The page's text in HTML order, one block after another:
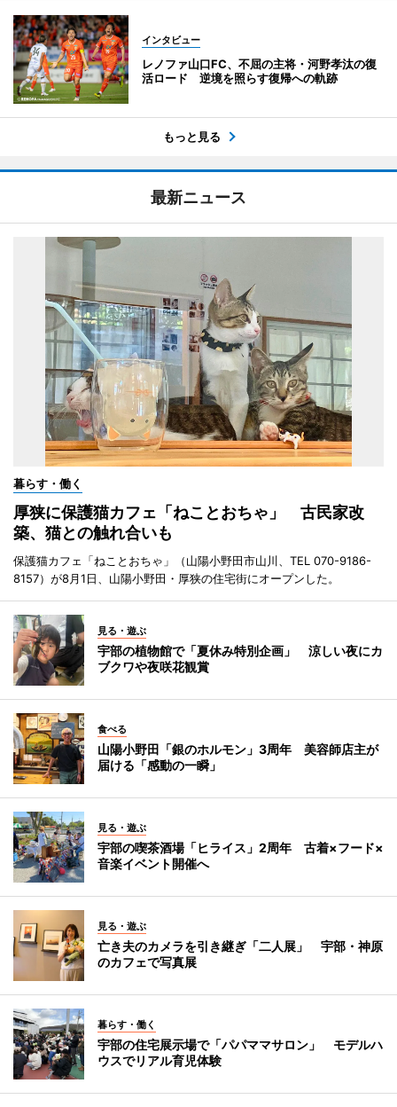
インタビュー
レノファ山口FC、不屈の主将・河野孝汰の復
活ロード 逆境を照らす復帰への軌跡
もっと見る
最新ニュース
暮らす・働く
厚狭に保護猫カフェ「ねことおちゃ」 古民家改
築、猫との触れ合いも
保護猫カフェ「ねことおちゃ」（山陽小野田市山川、TEL 070-9186-
8157）が8月1日、山陽小野田・厚狭の住宅街にオープンした。
見る・遊ぶ
宇部の植物館で「夏休み特別企画」 涼しい夜にカ
ブクワや夜咲花観賞
食べる
山陽小野田「銀のホルモン」3周年 美容師店主が
届ける「感動の一瞬」
見る・遊ぶ
宇部の喫茶酒場「ヒライス」2周年 古着×フード×
音楽イベント開催へ
見る・遊ぶ
亡き夫のカメラを引き継ぎ「二人展」 宇部・神原
のカフェで写真展
暮らす・働く
宇部の住宅展示場で「パパママサロン」 モデルハ
ウスでリアル育児体験